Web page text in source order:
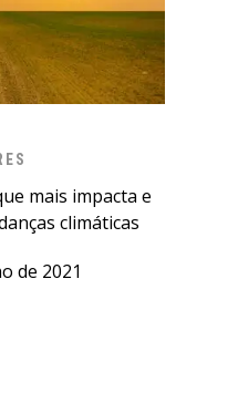
mais impacta e
climáticas
de 2021